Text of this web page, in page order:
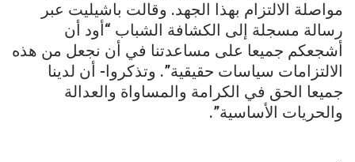
مواصلة الالتزام بهذا الجهد. وقالت باشيليت عبر
رسالة مسجلة إلى الكشافة الشباب “أود أن
أشجعكم جميعا على مساعدتنا في أن نجعل من هذه
الالتزامات سياسات حقيقية”. وتذكروا- أن لدينا
جميعا الحق في الكرامة والمساواة والعدالة
والحريات الأساسية”.